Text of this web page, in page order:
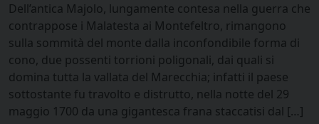
Dell’antica Majolo, lungamente contesa nella guerra che
contrappose i Malatesta ai Montefeltro, rimangono
sulla sommità del monte dalla inconfondibile forma di
cono, due possenti torrioni poligonali, dai quali si
domina tutta la vallata del Marecchia; infatti il paese
sottostante fu travolto e distrutto, nella notte del 29
maggio 1700 da una gigantesca frana staccatisi dal […]